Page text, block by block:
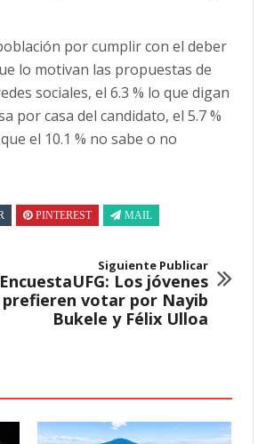
por cumplir con el deber
lo motivan las propuestas de
sociales, el 6.3 % lo que digan
por casa del candidato, el 5.7 %
el 10.1 % no sabe o no
PINTEREST MAIL
Siguiente Publicar
Los jóvenes
prefieren votar por Nayib
Bukele y Félix Ulloa